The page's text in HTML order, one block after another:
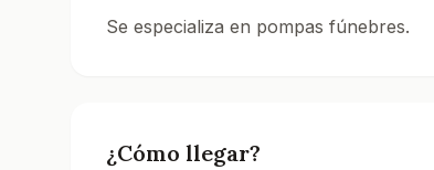
Se especializa en pompas fúnebres.
¿Cómo llegar?